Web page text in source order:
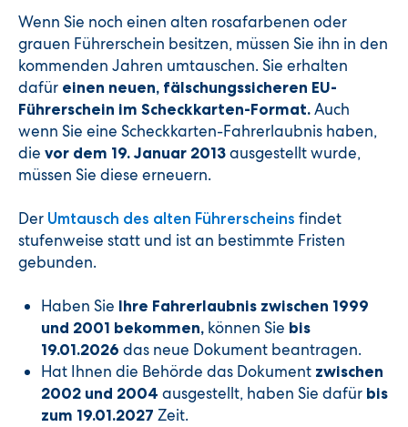
Wenn Sie noch einen alten rosafarbenen oder
grauen Führerschein besitzen, müssen Sie ihn in den
kommenden Jahren umtauschen. Sie erhalten
dafür einen neuen, fälschungssicheren EU-
Führerschein im Scheckkarten-Format. Auch
wenn Sie eine Scheckkarten-Fahrerlaubnis haben,
die vor dem 19. Januar 2013 ausgestellt wurde,
müssen Sie diese erneuern.
Der Umtausch des alten Führerscheins findet
stufenweise statt und ist an bestimmte Fristen
gebunden.
Haben Sie Ihre Fahrerlaubnis zwischen 1999
und 2001 bekommen, können Sie bis
19.01.2026 das neue Dokument beantragen.
Hat Ihnen die Behörde das Dokument zwischen
2002 und 2004 ausgestellt, haben Sie dafür bis
zum 19.01.2027 Zeit.